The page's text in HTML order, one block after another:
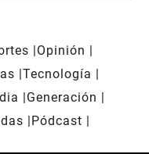
Opinión
Tecnología
Generación
Pódcast